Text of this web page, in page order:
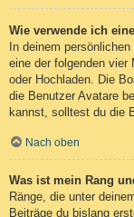
Wie verwende ich
In deinem
eine der folgenden vier
oder Hochladen. Die
die Benutzer Avatare
kannst, solltest du die
Nach oben
Was ist mein Rang
Ränge, die unter
Beiträge du bislang